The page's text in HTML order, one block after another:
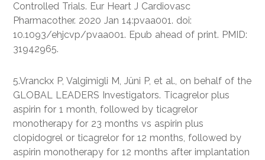
Controlled Trials. Eur Heart J Cardiovasc
Pharmacother. 2020 Jan 14:pvaa001. doi:
10.1093/ehjcvp/pvaa001. Epub ahead of print. PMID:
31942965.
5.Vranckx P, Valgimigli M, Jüni P, et al., on behalf of the
GLOBAL LEADERS Investigators. Ticagrelor plus
aspirin for 1 month, followed by ticagrelor
monotherapy for 23 months vs aspirin plus
clopidogrel or ticagrelor for 12 months, followed by
aspirin monotherapy for 12 months after implantation